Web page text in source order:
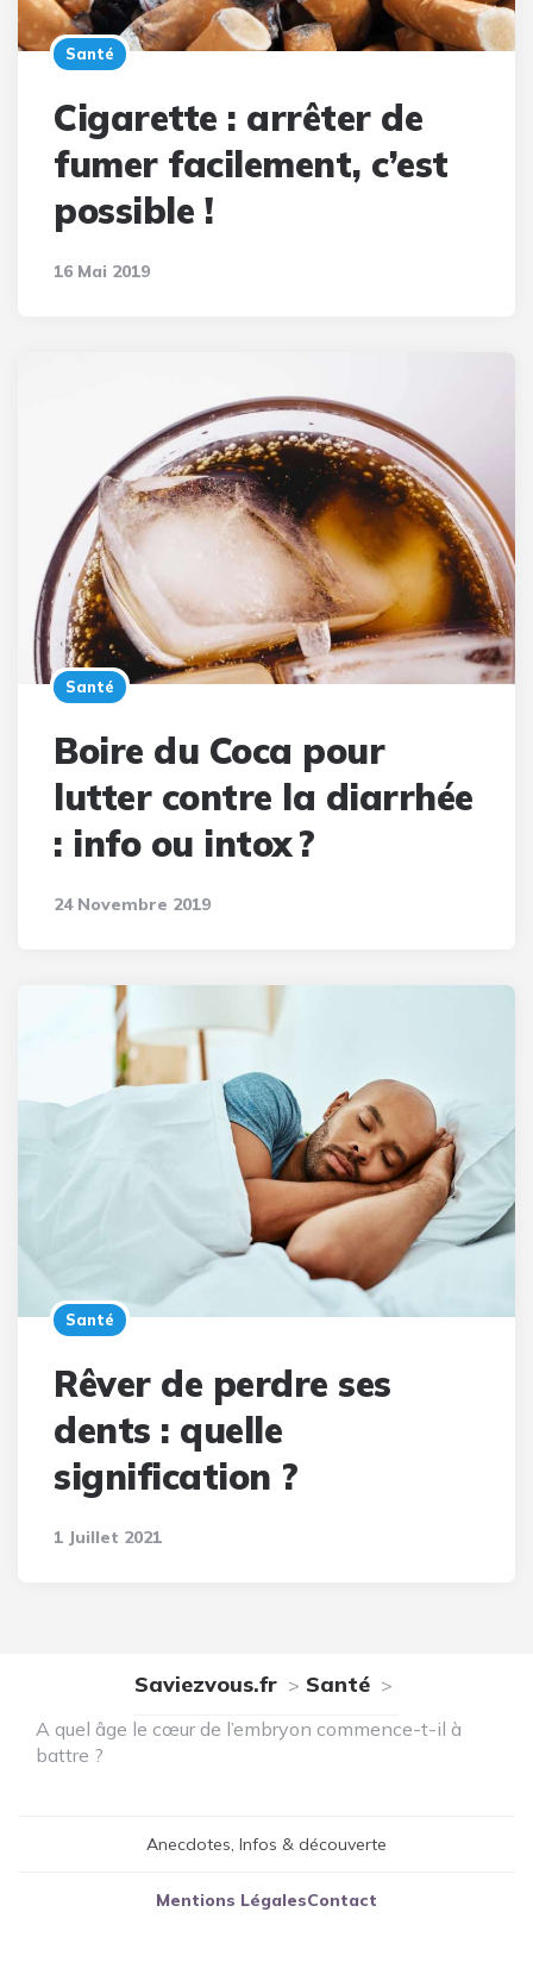
Santé
Cigarette : arrêter de
fumer facilement, c’est
possible !
16 Mai 2019
Santé
Boire du Coca pour
lutter contre la diarrhée
: info ou intox ?
24 Novembre 2019
Santé
Rêver de perdre ses
dents : quelle
signification ?
1 Juillet 2021
Saviezvous.fr Santé
A quel âge le cœur de l’embryon commence-t-il à
battre ?
Anecdotes, Infos & découverte
Mentions LégalesContact